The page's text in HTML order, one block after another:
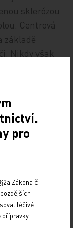
sklerózou
Centrová
základě
Nikdy však
potřebuje
péči
je právě
instruktáž a
však
pro
Zákona č.
léčivé
přípravky